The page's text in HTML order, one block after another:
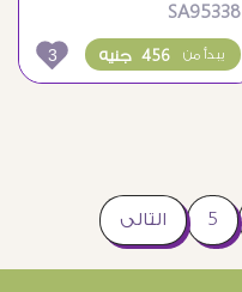
بتصميم تجريدي ذهبي
أنيق
SA95338
456 جنيه يبدأ من 3
5 التالى